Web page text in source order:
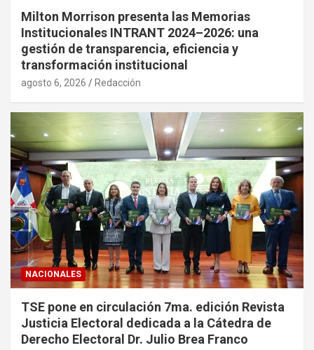
Milton Morrison presenta las Memorias
Institucionales INTRANT 2024–2026: una
gestión de transparencia, eficiencia y
transformación institucional
agosto 6, 2026 Redacción
NACIONALES
TSE pone en circulación 7ma. edición Revista
Justicia Electoral dedicada a la Cátedra de
Derecho Electoral Dr. Julio Brea Franco